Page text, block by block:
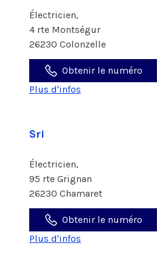
Électricien,
4 rte Montségur
26230 Colonzelle
Obtenir le numéro
Plus d'infos
Sri
Électricien,
95 rte Grignan
26230 Chamaret
Obtenir le numéro
Plus d'infos